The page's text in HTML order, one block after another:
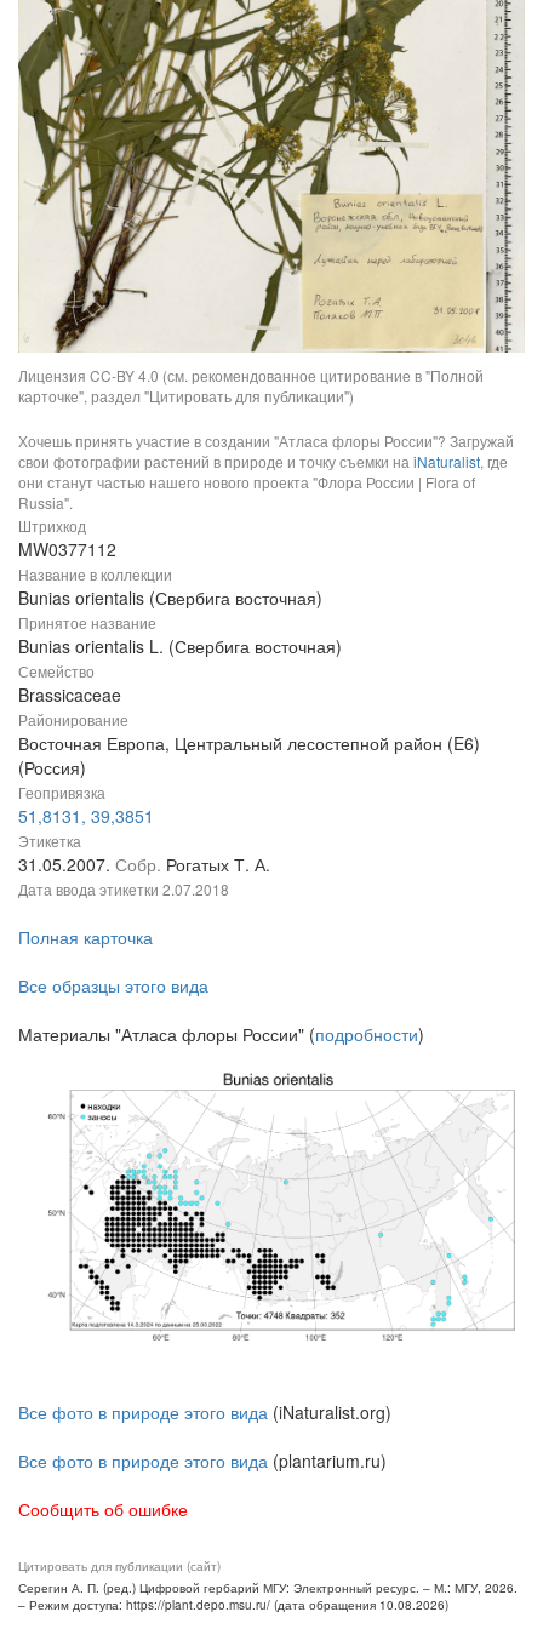
Лицензия CC-BY 4.0 (см. рекомендованное цитирование в "Полной
карточке", раздел "Цитировать для публикации")
Хочешь принять участие в создании "Атласа флоры России"? Загружай
свои фотографии растений в природе и точку съемки на iNaturalist, где
они станут частью нашего нового проекта "Флора России | Flora of
Russia".
Штрихкод
MW0377112
Название в коллекции
Bunias orientalis (Свербига восточная)
Принятое название
Bunias orientalis L. (Свербига восточная)
Семейство
Brassicaceae
Районирование
Восточная Европа, Центральный лесостепной район (E6)
(Россия)
Геопривязка
51,8131, 39,3851
Этикетка
31.05.2007. Собр. Рогатых Т. А.
Дата ввода этикетки 2.07.2018
Полная карточка
Все образцы этого вида
Материалы "Атласа флоры России" (подробности)
Все фото в природе этого вида (iNaturalist.org)
Все фото в природе этого вида (plantarium.ru)
Сообщить об ошибке
Цитировать для публикации (сайт)
Серегин А. П. (ред.) Цифровой гербарий МГУ: Электронный ресурс. – М.: МГУ, 2026.
– Режим доступа: https://plant.depo.msu.ru/ (дата обращения 10.08.2026)